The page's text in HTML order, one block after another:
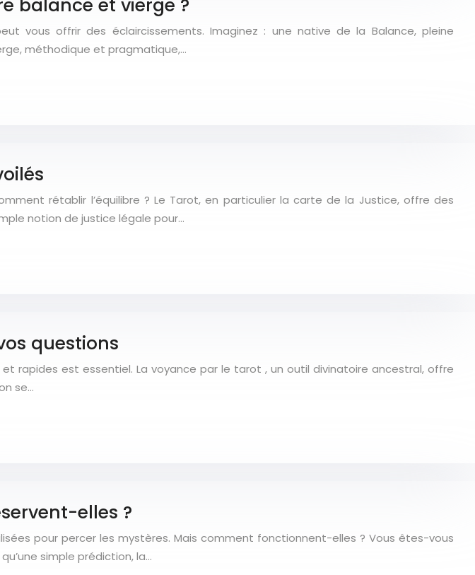
balance et vierge ?
vous offrir des éclaircissements. Imaginez : une native de la Balance, pleine
méthodique et pragmatique,…
rétablir l’équilibre ? Le Tarot, en particulier la carte de la Justice, offre des
notion de justice légale pour…
questions
rapides est essentiel. La voyance par le tarot , un outil divinatoire ancestral, offre
se…
elles ?
pour percer les mystères. Mais comment fonctionnent-elles ? Vous êtes-vous
simple prédiction, la…